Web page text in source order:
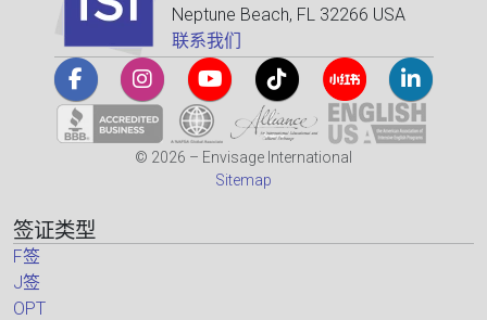
Neptune Beach, FL 32266 USA
联系我们
© 2026 – Envisage International
Sitemap
签证类型
F签
J签
OPT